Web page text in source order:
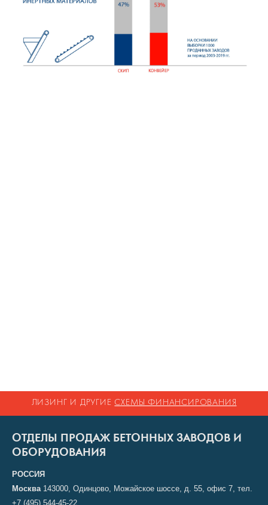
ЛИЗИНГ И ДРУГИЕ СХЕМЫ ФИНАНСИРОВАНИЯ
ОТДЕЛЫ ПРОДАЖ БЕТОННЫХ ЗАВОДОВ И
ОБОРУДОВАНИЯ
РОССИЯ
Москва143000, Одинцово, Можайское шоссе, д. 55, офис 7, тел.
+7 (495) 544-45-22